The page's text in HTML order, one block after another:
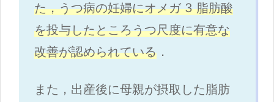
た，うつ病の妊婦にオメガ 3 脂肪酸
を投与したところうつ尺度に有意な
改善が認められている．
また，出産後に母親が摂取した脂肪